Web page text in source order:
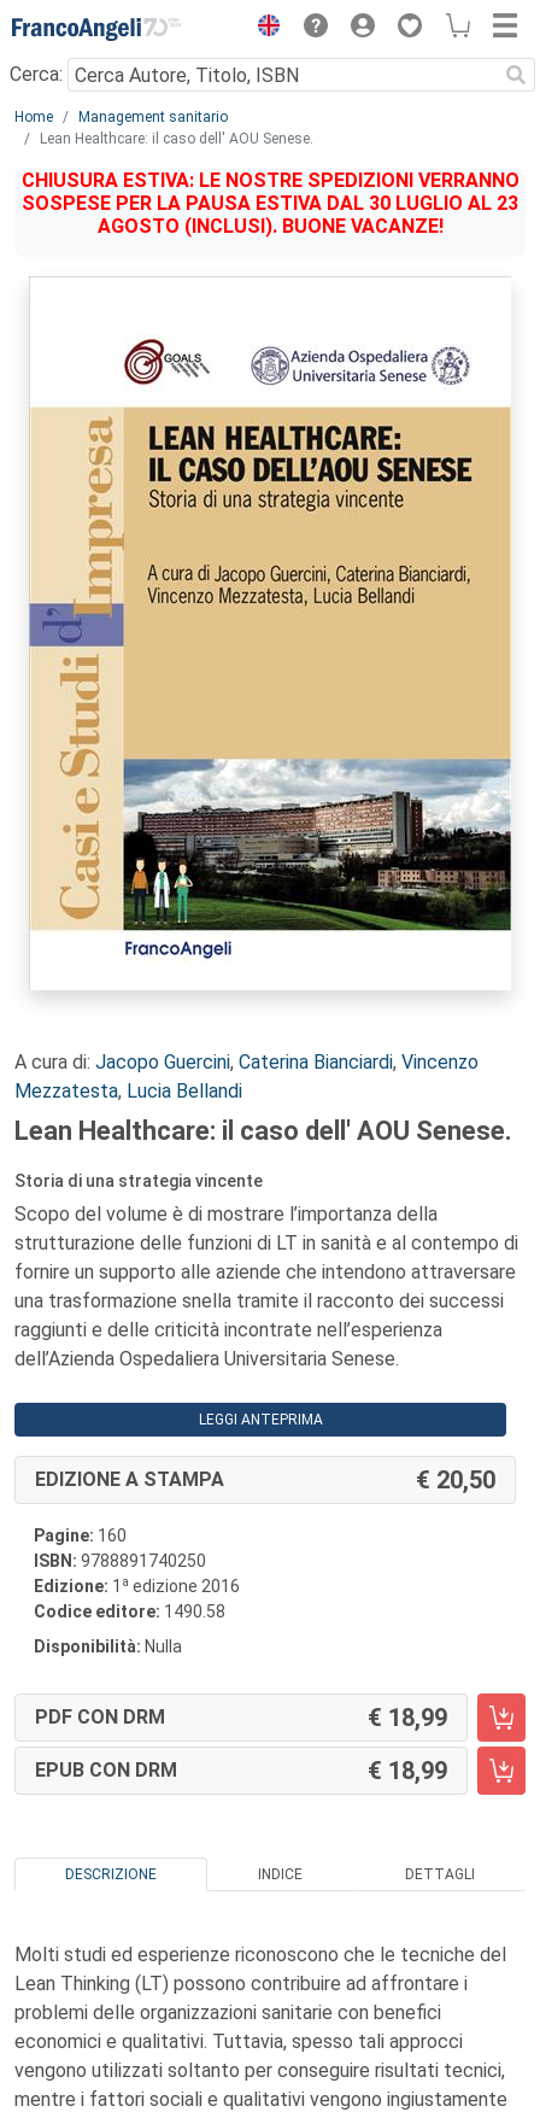
Menu
Cerca:
Main content
Home
Management sanitario
Lean Healthcare: il caso dell' AOU Senese.
CHIUSURA ESTIVA: LE NOSTRE SPEDIZIONI VERRANNO
SOSPESE PER LA PAUSA ESTIVA DAL 30 LUGLIO AL 23
AGOSTO (INCLUSI). BUONE VACANZE!
A cura di: Jacopo Guercini, Caterina Bianciardi, Vincenzo
Mezzatesta, Lucia Bellandi
Lean Healthcare: il caso dell' AOU Senese.
Storia di una strategia vincente
Scopo del volume è di mostrare l’importanza della
strutturazione delle funzioni di LT in sanità e al contempo di
fornire un supporto alle aziende che intendono attraversare
una trasformazione snella tramite il racconto dei successi
raggiunti e delle criticità incontrate nell’esperienza
dell’Azienda Ospedaliera Universitaria Senese.
LEGGI ANTEPRIMA
EDIZIONE A STAMPA 20,50
Pagine: 160
ISBN: 9788891740250
Edizione: 1 a edizione 2016
Codice editore: 1490.58
Disponibilità: Nulla
PDF CON DRM 18,99
EPUB CON DRM 18,99
DESCRIZIONE INDICE DETTAGLI
Molti studi ed esperienze riconoscono che le tecniche del
Lean Thinking (LT) possono contribuire ad affrontare i
problemi delle organizzazioni sanitarie con benefici
economici e qualitativi. Tuttavia, spesso tali approcci
vengono utilizzati soltanto per conseguire risultati tecnici,
mentre i fattori sociali e qualitativi vengono ingiustamente